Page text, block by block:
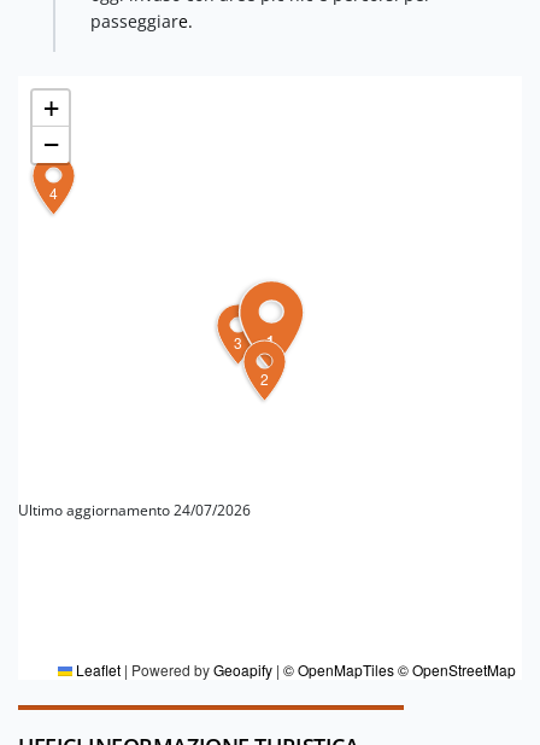
passeggiare.
1
2
3
4
+
−
Leaflet | Powered byGeoapify | © OpenMapTiles© OpenStreetMap
Ultimo aggiornamento 24/07/2026